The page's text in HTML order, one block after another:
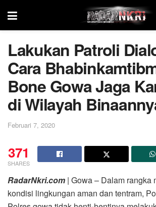
Lakukan Patroli
Cara
Bone Gowa Jaga
di Wilayah
Februari 7, 2020
371
SHARES
RadarNkri.com | Gowa – Dalam rangka
kondisi lingkungan aman dan tentram,